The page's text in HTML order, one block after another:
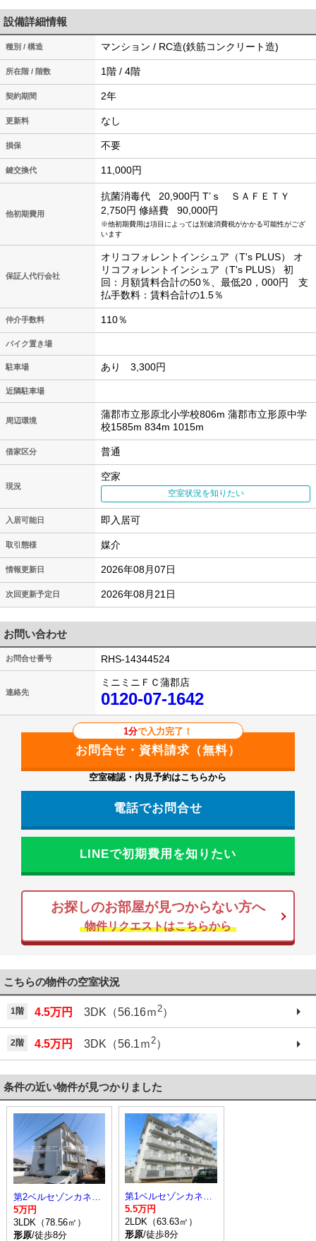
設備詳細情報
種別 / 構造 マンション / RC造(鉄筋コンクリート造)
所在階 / 階数 1階 / 4階
契約期間 2年
更新料 なし
損保 不要
鍵交換代 11,000円
他初期費用
抗菌消毒代 20,900円 T’ｓ ＳＡＦＥＴＹ
2,750円 修繕費 90,000円
※他初期費用は項目によっては別途消費税がかかる可能性がござ
います
保証人代行会社
オリコフォレントインシュア（T's PLUS） オ
リコフォレントインシュア（T's PLUS） 初
回：月額賃料合計の50％、最低20，000円 支
払手数料：賃料合計の1.5％
仲介手数料 110％
バイク置き場
駐車場 あり 3,300円
近隣駐車場
周辺環境
蒲郡市立形原北小学校806m 蒲郡市立形原中学
校1585m 834m 1015m
借家区分 普通
現況
空家
空室状況を知りたい
入居可能日 即入居可
取引態様 媒介
情報更新日 2026年08月07日
次回更新予定日 2026年08月21日
お問い合わせ
お問合せ番号 RHS-14344524
連絡先
ミニミニＦＣ蒲郡店
0120-07-1642
1分で入力完了！
空室確認・内見予約はこちらから
電話でお問合せ
LINEで初期費用を知りたい
お探しのお部屋が見つからない方へ
物件リクエストはこちらから
こちらの物件の空室状況
1階 4.5万円 3DK（56.16ｍ2）
2階 4.5万円 3DK（56.1ｍ2）
条件の近い物件が見つかりました
5万円
3LDK（78.56㎡）
形原/徒歩8分
5.5万円
2LDK（63.63㎡）
形原/徒歩8分